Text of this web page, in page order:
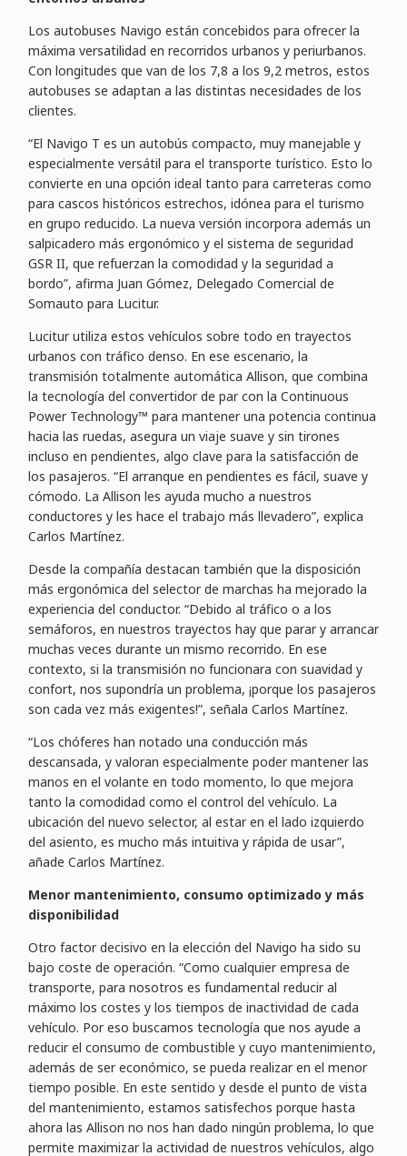
Los autobuses Navigo están concebidos para ofrecer la
máxima versatilidad en recorridos urbanos y periurbanos.
Con longitudes que van de los 7,8 a los 9,2 metros, estos
autobuses se adaptan a las distintas necesidades de los
clientes.
“El Navigo T es un autobús compacto, muy manejable y
especialmente versátil para el transporte turístico. Esto lo
convierte en una opción ideal tanto para carreteras como
para cascos históricos estrechos, idónea para el turismo
en grupo reducido. La nueva versión incorpora además un
salpicadero más ergonómico y el sistema de seguridad
GSR II, que refuerzan la comodidad y la seguridad a
bordo”, afirma Juan Gómez, Delegado Comercial de
Somauto para Lucitur.
Lucitur utiliza estos vehículos sobre todo en trayectos
urbanos con tráfico denso. En ese escenario, la
transmisión totalmente automática Allison, que combina
la tecnología del convertidor de par con la Continuous
Power Technology™ para mantener una potencia continua
hacia las ruedas, asegura un viaje suave y sin tirones
incluso en pendientes, algo clave para la satisfacción de
los pasajeros. “El arranque en pendientes es fácil, suave y
cómodo. La Allison les ayuda mucho a nuestros
conductores y les hace el trabajo más llevadero”, explica
Carlos Martínez.
Desde la compañía destacan también que la disposición
más ergonómica del selector de marchas ha mejorado la
experiencia del conductor. “Debido al tráfico o a los
semáforos, en nuestros trayectos hay que parar y arrancar
muchas veces durante un mismo recorrido. En ese
contexto, si la transmisión no funcionara con suavidad y
confort, nos supondría un problema, ¡porque los pasajeros
son cada vez más exigentes!”, señala Carlos Martínez.
“Los chóferes han notado una conducción más
descansada, y valoran especialmente poder mantener las
manos en el volante en todo momento, lo que mejora
tanto la comodidad como el control del vehículo. La
ubicación del nuevo selector, al estar en el lado izquierdo
del asiento, es mucho más intuitiva y rápida de usar”,
añade Carlos Martínez.
Menor mantenimiento, consumo optimizado y más
disponibilidad
Otro factor decisivo en la elección del Navigo ha sido su
bajo coste de operación. “Como cualquier empresa de
transporte, para nosotros es fundamental reducir al
máximo los costes y los tiempos de inactividad de cada
vehículo. Por eso buscamos tecnología que nos ayude a
reducir el consumo de combustible y cuyo mantenimiento,
además de ser económico, se pueda realizar en el menor
tiempo posible. En este sentido y desde el punto de vista
del mantenimiento, estamos satisfechos porque hasta
ahora las Allison no nos han dado ningún problema, lo que
permite maximizar la actividad de nuestros vehículos, algo